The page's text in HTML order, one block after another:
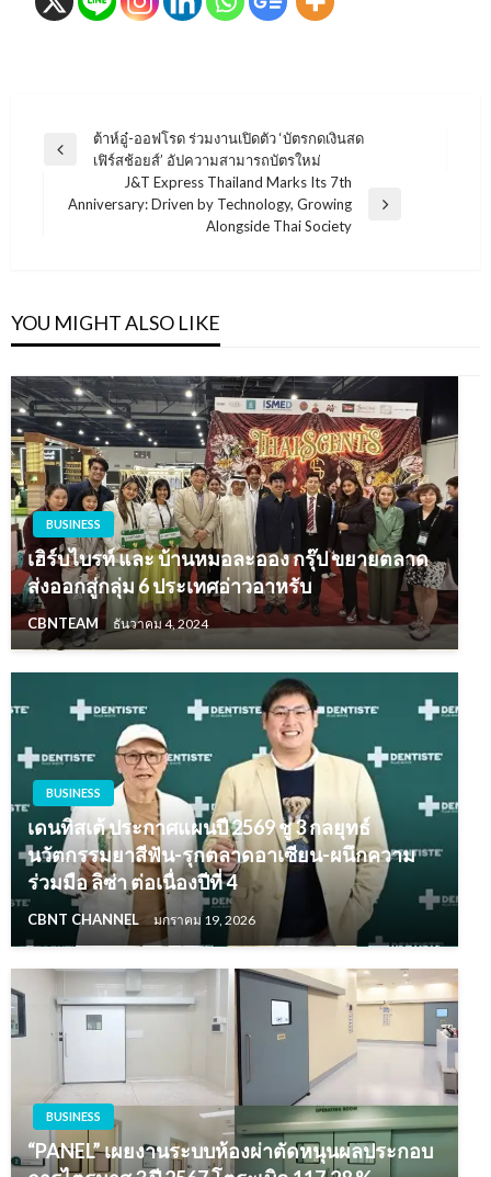
แนะแนว
Previous
ต้าห์อู๋-ออฟโรด ร่วมงานเปิดตัว ‘บัตรกดเงินสด
เฟิร์สช้อยส์’ อัปความสามารถบัตรใหม่
Next
J&T Express Thailand Marks Its 7th
Anniversary: Driven by Technology, Growing
Alongside Thai Society
YOU MIGHT ALSO LIKE
BUSINESS
เฮิร์บไบรท์ และ บ้านหมอละออง กรุ๊ป ขยายตลาด
ส่งออกสู่กลุ่ม 6 ประเทศอ่าวอาหรับ
CBNTEAM ธันวาคม 4, 2024
BUSINESS
เดนทิสเต้ ประกาศแผนปี 2569 ชู 3 กลยุทธ์
นวัตกรรมยาสีฟัน-รุกตลาดอาเซียน-ผนึกความ
ร่วมมือ ลิซ่า ต่อเนื่องปีที่ 4
CBNT CHANNEL มกราคม 19, 2026
BUSINESS
“PANEL” เผยงานระบบห้องผ่าตัดหนุนผลประกอบ